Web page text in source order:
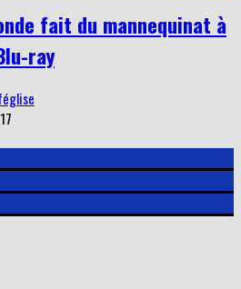
fait du mannequinat à
ray